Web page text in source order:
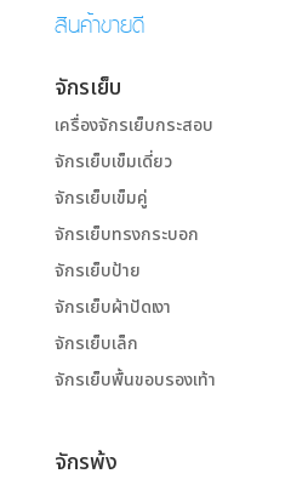
สินค้าขายดี
จักรเย็บ
เครื่องจักรเย็บกระสอบ
จักรเย็บเข็มเดี่ยว
จักรเย็บเข็มคู่
จักรเย็บทรงกระบอก
จักรเย็บป้าย
จักรเย็บผ้าปัดเงา
จักรเย็บเล็ก
จักรเย็บพื้นขอบรองเท้า
จักรพ้ง